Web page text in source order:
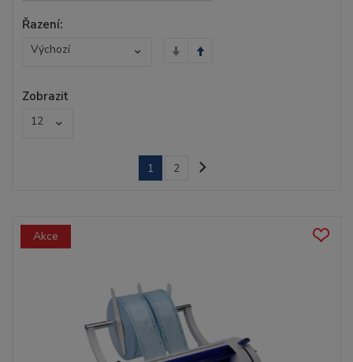
Řazení:
Výchozí
Zobrazit
12
1 2
Akce